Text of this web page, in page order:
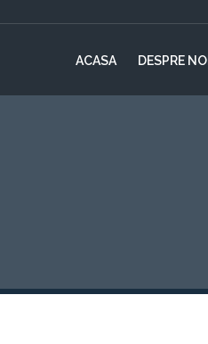
ACASA DESPRE NOI